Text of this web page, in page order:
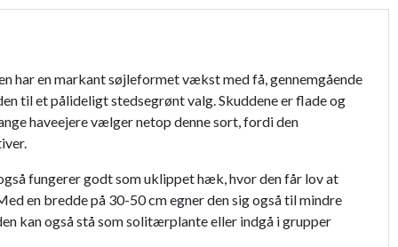
har en markant søjleformet vækst med få, gennemgående
til et pålideligt stedsegrønt valg. Skuddene er flade og
haveejere vælger netop denne sort, fordi den
fungerer godt som uklippet hæk, hvor den får lov at
en bredde på 30-50 cm egner den sig også til mindre
kan også stå som solitærplante eller indgå i grupper